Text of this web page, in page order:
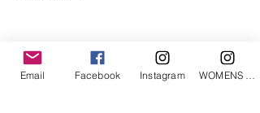
「あなたへのお勧めアイテム」
Email Facebook Instagram